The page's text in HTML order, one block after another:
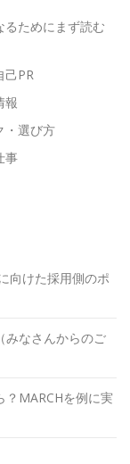
るためにまず読む
己PR
報
・選び方
事
向けた採用側のポ
みなさんからのご
MARCHを例に実